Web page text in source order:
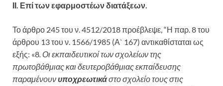
ΙΙ. Επί των εφαρμοστέων διατάξεων.
Το άρθρο 245 του ν. 4512/2018 προέβλεψε, “Η παρ. 8 του
άρθρου 13 του ν. 1566/1985 (Α` 167) αντικαθίσταται ως
εξής: «8. Οι εκπαιδευτικοί των σχολείων της
πρωτοβάθμιας και δευτεροβάθμιας εκπαίδευσης
παραμένουνυποχρεωτικάστο σχολείο τους στις